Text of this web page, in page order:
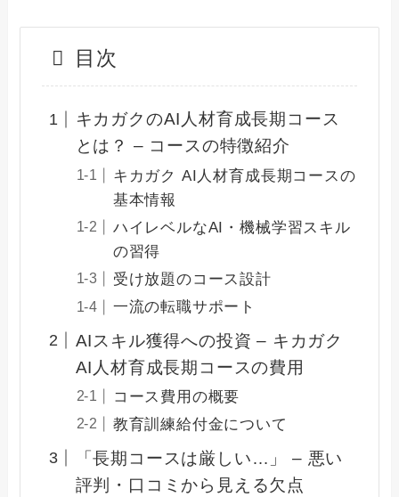
目次
キカガクのAI人材育成長期コース
とは？ – コースの特徴紹介
キカガク AI人材育成長期コースの
基本情報
ハイレベルなAI・機械学習スキル
の習得
受け放題のコース設計
一流の転職サポート
AIスキル獲得への投資 – キカガク
AI人材育成長期コースの費用
コース費用の概要
教育訓練給付金について
「長期コースは厳しい…」 – 悪い
評判・口コミから見える欠点